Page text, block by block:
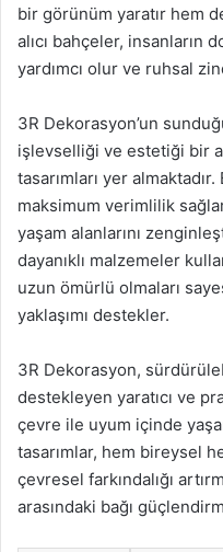
bir görünüm yaratır hem
alıcı bahçeler, insanların
yardımcı olur ve ruhsal
3R Dekorasyon’un
işlevselliği ve estetiği bir
tasarımları yer
maksimum verimlilik
yaşam alanlarını
dayanıklı malzemeler
uzun ömürlü olmaları
yaklaşımı destekler.
3R Dekorasyon,
destekleyen yaratıcı ve
çevre ile uyum içinde
tasarımlar, hem bireysel
çevresel farkındalığı
arasındaki bağı